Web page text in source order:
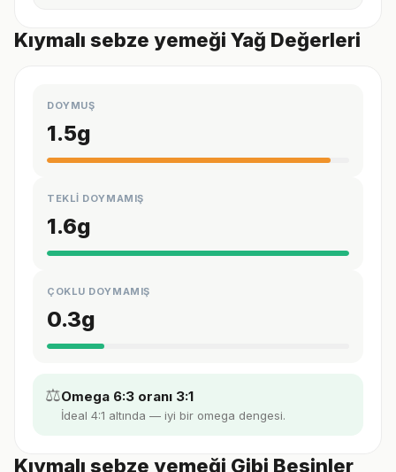
Kıymalı sebze yemeği Yağ Değerleri
DOYMUŞ
1.5g
TEKLİ DOYMAMIŞ
1.6g
ÇOKLU DOYMAMIŞ
0.3g
⚖️Omega 6:3 oranı 3:1
İdeal 4:1 altında — iyi bir omega dengesi.
Kıymalı sebze yemeği Gibi Besinler